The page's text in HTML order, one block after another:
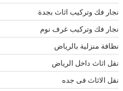
نجار فك وتركيب اثاث بجدة
نجار فك وتركيب غرف نوم
نظافة منزلية بالرياض
نقل اثاث داخل الرياض
نقل الاثاث فى جده